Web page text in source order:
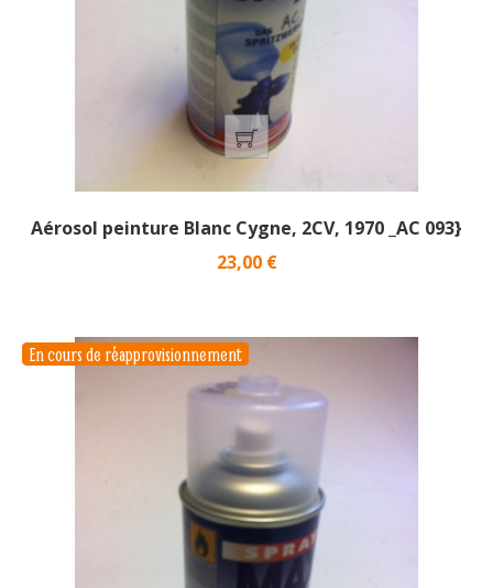
Aérosol peinture Blanc Cygne, 2CV, 1970 _AC 093}
Prix
23,00 €
En cours de réapprovisionnement